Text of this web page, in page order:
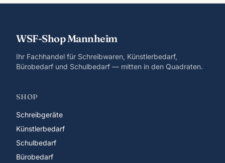
WSF-Shop Mannheim
Ihr Fachhandel für Schreibwaren, Künstlerbedarf,
Bürobedarf und Schulbedarf — mitten in den Quadraten.
SHOP
Schreibgeräte
Künstlerbedarf
Schulbedarf
Bürobedarf